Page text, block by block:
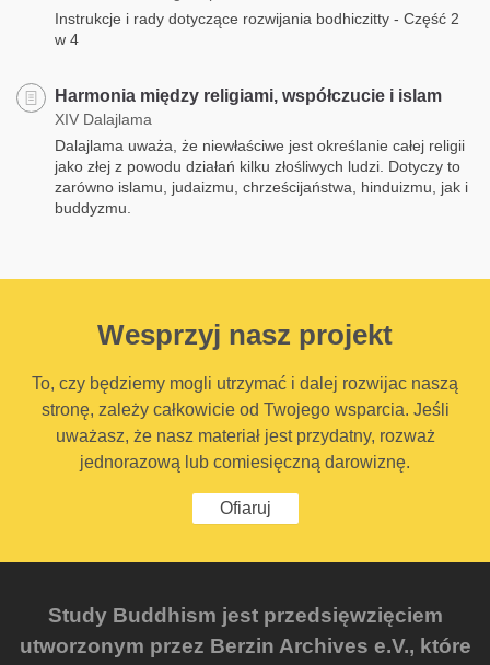
Instrukcje i rady dotyczące rozwijania bodhiczitty - Część 2
w 4
Harmonia między religiami, współczucie i islam
XIV Dalajlama
Dalajlama uważa, że niewłaściwe jest określanie całej religii
jako złej z powodu działań kilku złośliwych ludzi. Dotyczy to
zarówno islamu, judaizmu, chrześcijaństwa, hinduizmu, jak i
buddyzmu.
Wesprzyj nasz projekt
To, czy będziemy mogli utrzymać i dalej rozwijac naszą
stronę, zależy całkowicie od Twojego wsparcia. Jeśli
uważasz, że nasz materiał jest przydatny, rozważ
jednorazową lub comiesięczną darowiznę.
Ofiaruj
Study Buddhism jest przedsięwzięciem
utworzonym przez Berzin Archives e.V., które